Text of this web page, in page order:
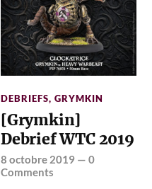
DEBRIEFS,GRYMKIN
[Grymkin]
Debrief WTC 2019
8 octobre 2019 —0
Comments